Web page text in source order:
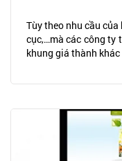
Tùy theo nhu cầu
cục,…mà các công ty
khung giá thành khác